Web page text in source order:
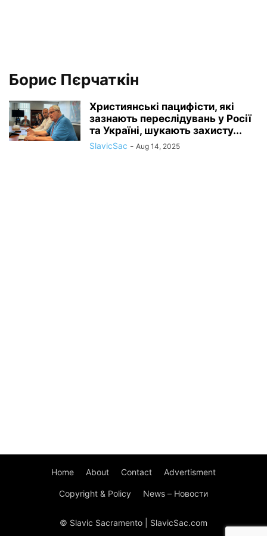
Борис Пєрчаткін
Християнські пацифісти, які
зазнають переслідувань у Росії
та Україні, шукають захисту...
SlavicSac - Aug 14, 2025
Home About Contact Advertisment
Copyright & Policy News – Новости
© Slavic Sacramento | SlavicSac.com